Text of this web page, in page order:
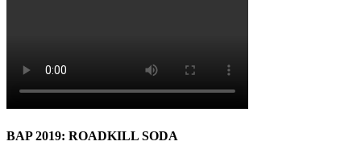
BAP 2019: ROADKILL SODA